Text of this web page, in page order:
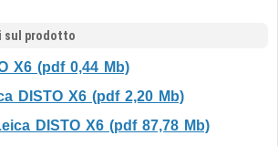
sul prodotto
X6 (pdf 0,44 Mb)
DISTO X6 (pdf 2,20 Mb)
DISTO X6 (pdf 87,78 Mb)